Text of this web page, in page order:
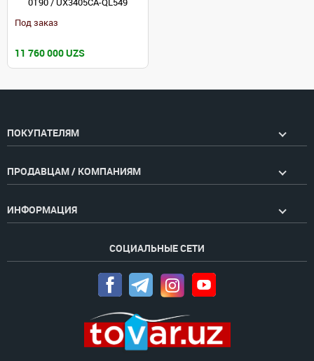
0T90 / UX3405CA-QL549
Под заказ
11 760 000 UZS
ПОКУПАТЕЛЯМ
ПРОДАВЦАМ / КОМПАНИЯМ
ИНФОРМАЦИЯ
СОЦИАЛЬНЫЕ СЕТИ